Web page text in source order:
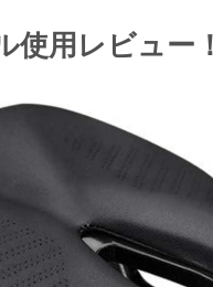
使用レビュー